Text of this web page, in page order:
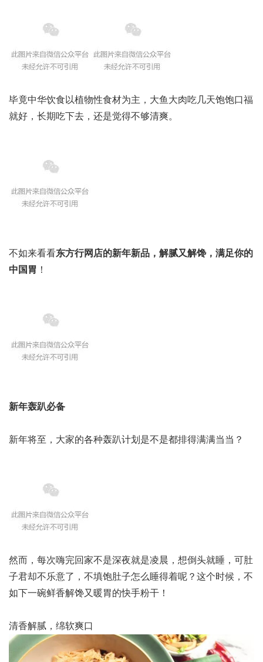
毕竟中华饮食以植物性食材为主，大鱼大肉吃几天饱饱口福
就好，长期吃下去，还是觉得不够清爽。
不如来看看东方行网店的新年新品，解腻又解馋，满足你的
中国胃 ！
新年轰趴必备
新年将至，大家的各种轰趴计划是不是都排得满满当当？
然而，每次嗨完回家不是深夜就是凌晨，想倒头就睡，可肚
子君却不乐意了，不填饱肚子怎么睡得着呢？这个时候，不
如下一碗鲜香解馋又暖胃的快手粉干！
清香解腻，绵软爽口